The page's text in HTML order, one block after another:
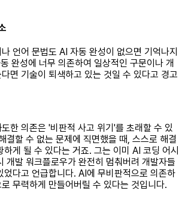
언어 문법도 AI 자동 완성이 없으면 기억나지
완성에 너무 의존하여 일상적인 구문이나 개
면 기술이 퇴색하고 있는 것일 수 있다고 경고
한 의존은 '비판적 사고 위기'를 초래할 수 있
결할 수 없는 문제에 직면했을 때, 스스로 해결
게 될 수 있다는 거죠. 그는 이미 AI 코딩 어시
개발 워크플로우가 완전히 멈춰버려 개발자들
었다고 언급합니다. AI에 무비판적으로 의존하
무력하게 만들어버릴 수 있다는 것입니다.